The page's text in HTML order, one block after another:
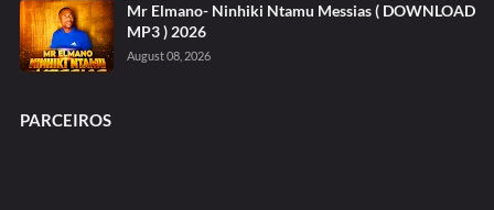
Mr Elmano- Ninhiki Ntamu Messias ( DOWNLOAD
MP3 ) 2026
August 08, 2026
PARCEIROS